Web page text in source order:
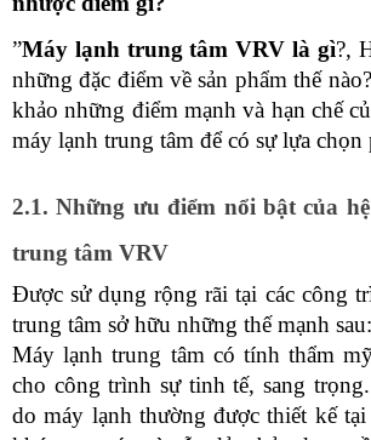
”Máy lạnh trung tâm VRV là gì?,
những đặc điểm về sản phẩm thế
khảo những điểm mạnh và hạn chế
máy lạnh trung tâm để có sự lựa chọn
2.1. Những ưu điểm nổi bật của
trung tâm VRV
Được sử dụng rộng rãi tại các công
trung tâm sở hữu những thế mạnh sau:
Máy lạnh trung tâm có tính thẩm
cho công trình sự tinh tế, sang
do máy lạnh thường được thiết kế